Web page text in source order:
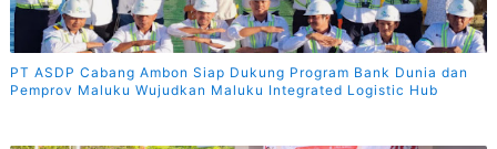
PT ASDP Cabang Ambon Siap Dukung Program Bank Dunia dan
Pemprov Maluku Wujudkan Maluku Integrated Logistic Hub